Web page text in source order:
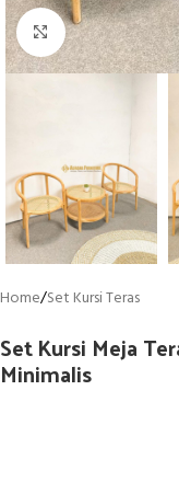
Click to enlarge
Home/Set Kursi Teras
Set Kursi Meja
Minimalis